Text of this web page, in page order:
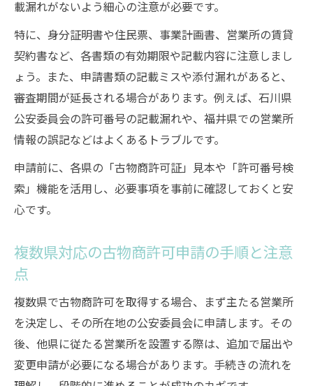
載漏れがないよう細心の注意が必要です。
特に、身分証明書や住民票、事業計画書、営業所の賃貸
契約書など、各書類の有効期限や記載内容に注意しまし
ょう。また、申請書類の記載ミスや添付漏れがあると、
審査期間が延長される場合があります。例えば、石川県
公安委員会の許可番号の記載漏れや、福井県での営業所
情報の誤記などはよくあるトラブルです。
申請前に、各県の「古物商許可証」見本や「許可番号検
索」機能を活用し、必要事項を事前に確認しておくと安
心です。
複数県対応の古物商許可申請の手順と注意
点
複数県で古物商許可を取得する場合、まず主たる営業所
を決定し、その所在地の公安委員会に申請します。その
後、他県に従たる営業所を設置する際は、追加で届出や
変更申請が必要になる場合があります。手続きの流れを